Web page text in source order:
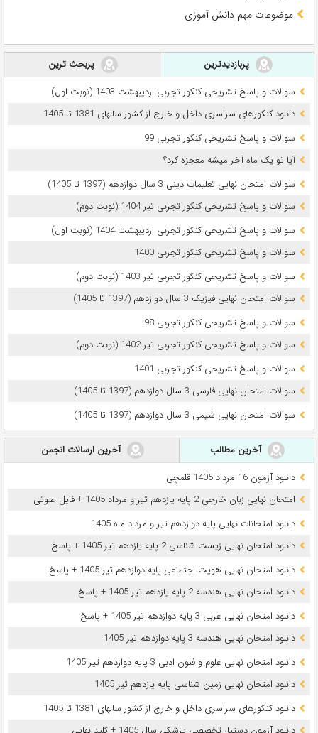
موضوعات مهم دانش آموزی
پربازدیدترین
پربحث ترین
سوالات و پاسخ تشریحی کنکور تجربی اردیبهشت 1403 (نوبت اول)
دانلود کنکورهای سراسری داخل و خارج از کشور سالهای 1381 تا 1405
سوالات و پاسخ تشریحی کنکور تجربی 99
آیا تو یک ماه آخر میشه معجزه کرد؟
سوالات امتحان نهایی تعلیمات دینی 3 سال دوازدهم (1397 تا 1405)
سوالات و پاسخ تشریحی کنکور تجربی تیر 1404 (نوبت دوم)
سوالات و پاسخ تشریحی کنکور تجربی اردیبهشت 1404 (نوبت اول)
سوالات و پاسخ تشریحی کنکور تجربی 1400
سوالات و پاسخ تشریحی کنکور تجربی تیر 1403 (نوبت دوم)
سوالات امتحان نهایی فیزیک 3 سال دوازدهم (1397 تا 1405)
سوالات و پاسخ تشریحی کنکور تجربی 98
سوالات و پاسخ تشریحی کنکور تجربی تیر 1402 (نوبت دوم)
سوالات و پاسخ تشریحی کنکور تجربی 1401
سوالات امتحان نهایی فارسی 3 سال دوازدهم (1397 تا 1405)
سوالات امتحان نهایی شیمی 3 سال دوازدهم (1397 تا 1405)
آخرین مطالب
آخرین ارسالات انجمن
دانلود آزمون 16 مرداد 1405 قلمچی
امتحان نهایی زبان خارجی 2 پایه یازدهم تیر و مرداد 1405 + فایل صوتی
دانلود امتحانات نهایی پایه دوازدهم تیر و مرداد ماه 1405
دانلود امتحان نهایی زیست شناسی 2 پایه یازدهم تیر 1405 + پاسخ
دانلود امتحان نهایی هویت اجتماعی پایه دوازدهم تیر 1405 + پاسخ
دانلود امتحان نهایی هندسه 2 پایه یازدهم تیر 1405 + پاسخ
دانلود امتحان نهایی عربی 3 پایه دوازدهم تیر 1405 + پاسخ
دانلود امتحان نهایی هندسه 3 پایه دوازدهم تیر 1405
دانلود امتحان نهایی علوم و فنون ادبی 3 پایه دوازدهم تیر 1405
دانلود امتحان نهایی زمین شناسی پایه یازدهم تیر 1405
دانلود کنکورهای سراسری داخل و خارج از کشور سالهای 1381 تا 1405